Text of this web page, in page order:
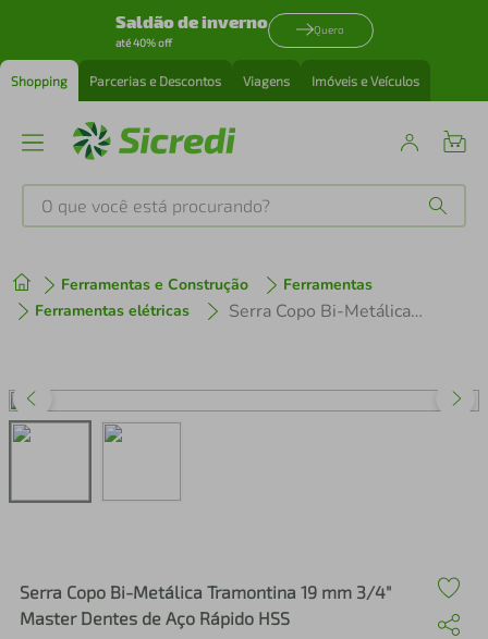
Saldão de inverno
até 40% off
Quero
Shopping Parcerias e Descontos Viagens Imóveis e Veículos
O que você está procurando?
Ferramentas e Construção
Ferramentas
Ferramentas elétricas
Serra Copo Bi-Metálica Tramontina 19 mm 3/4" Master Dentes de Aço Rápido HSS
Serra Copo Bi-Metálica Tramontina 19 mm 3/4"
Master Dentes de Aço Rápido HSS
1º tenis
3º perfume